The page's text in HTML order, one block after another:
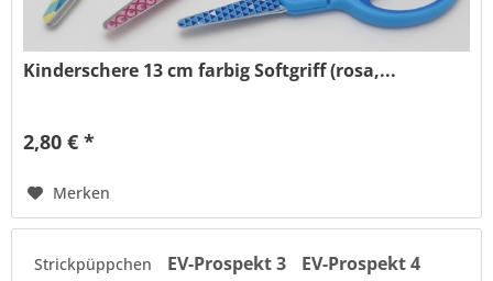
Kinderschere 13 cm farbig Softgriff (rosa,...
2,80 € *
Merken
Strickpüppchen EV-Prospekt 3 EV-Prospekt 4